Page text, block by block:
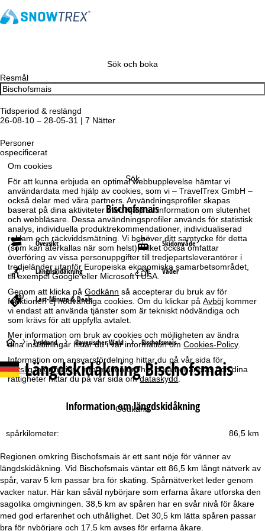
Om cookies
För att kunna erbjuda en optimal webbupplevelse hämtar vi
användardata med hjälp av cookies, som vi – TravelTrex GmbH –
också delar med våra partners. Användningsprofiler skapas
baserat på dina aktiviteter med hjälp av information om slutenhet
och webbläsare. Dessa användningsprofiler används för statistisk
analys, individuella produktrekommendationer, individualiserad
reklam och räckviddsmätning. Vi behöver ditt samtycke för detta
(som kan återkallas när som helst), vilket också omfattar
överföring av vissa personuppgifter till tredjepartsleverantörer i
tredjeländer utanför Europeiska ekonomiska samarbetsområdet,
till exempel Google eller Microsoft i USA.
Genom att klicka påGodkänn så accepterar du bruk av för
funktionen ej nödvändiga cookies. Om du klickar påAvböj kommer
vi endast att använda tjänster som är tekniskt nödvändiga och
som krävs för att uppfylla avtalet.
Mer information om bruk av cookies och möjligheten av ändra
dina inställningar hittar du i vår information omCookies-Policy
Information om ansvarsfördelning hittar du på vår sida för
rättslig information. Information om hur data behandlas och dina
rättigheter hittar du på vår sida omdataskydd.
Godkänn
Sök och boka
Resmål
Tidsperiod & reslängd
26-08-10 – 28-05-31 | 7 Nätter
Personer
ospecificerat
Sök
Bischofsmais
Översikt Skidområde
Längdskidåkning Väder
Last-Minute & Deals
S
t
t
i
d
Tyskland Bayerischer Wald Bischofsmais
Längdskidåkning Bischofsmais
Information om längdskidåkning
86,5 km
spårkilometer:
Regionen omkring Bischofsmais är ett sant nöje för vänner av
längdskidåkning. Vid Bischofsmais väntar ett 86,5 km långt nätverk av
spår, varav 5 km passar bra för skating. Spårnätverket leder genom
vacker natur. Här kan såväl nybörjare som erfarna åkare utforska den
sagolika omgivningen. 38,5 km av spåren har en svår nivå för åkare
med god erfarenhet och uthållighet. Det 30,5 km lätta spåren passar
bra för nybörjare och 17,5 km avses för erfarna åkare.